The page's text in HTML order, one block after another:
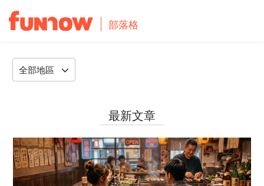
部落格
全部地區
最新文章